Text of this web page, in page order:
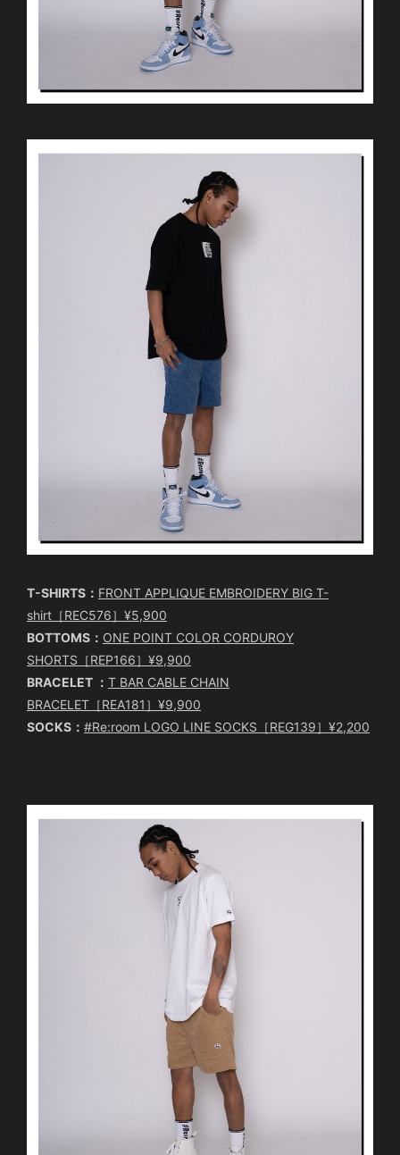
T-SHIRTS： FRONT APPLIQUE EMBROIDERY BIG T-
shirt［REC576］¥5,900
BOTTOMS： ONE POINT COLOR CORDUROY
SHORTS［REP166］¥9,900
BRACELET ： T BAR CABLE CHAIN
BRACELET［REA181］¥9,900
SOCKS： #Re:room LOGO LINE SOCKS［REG139］¥2,200